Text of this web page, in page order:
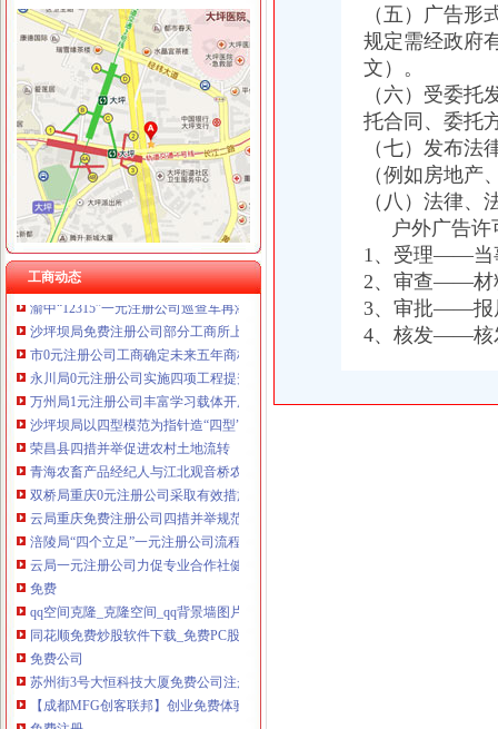
工商动态
工商动态
沙坪坝局抓住“五个关键”0元注册公司流程推动重点工作全面开展
荣昌局一元注册公司流程四举措建立与监管对象联系服务机制
万盛局五项措施加“五一”一元注册公司流程旅游市场管理见成效
江津局“两手抓”一元注册公司流程积构建食品安全监管长效机制
云局1元注册公司五措并举促农村经纪人健康发展
彭水工商局一元注册公司与公安联手整辖区旅馆业
永川局0元注册公司流程化合同帮扶制度支持涉农企业发展
高新区IT市一元注册公司场实行《先行赔付制度》
渝中“12315”一元注册公司巡查车再添便民服务新功能
沙坪坝局免费注册公司部分工商所上门验照贴花 促进监管服务两统一
市0元注册公司工商确定未来五年商标发展工作目标
永川局0元注册公司实施四项工程提升工商服务质量有实效
万州局1元注册公司丰富学习载体开展七项调研活动
沙坪坝局以四型模范为指针造“四型”0元注册公司领导班子
荣昌县四措并举促进农村土地流转
青海农畜产品经纪人与江北观音桥农贸市重庆免费注册公司场经纪人成功实现
双桥局重庆0元注册公司采取有效措施认真贯彻十七届三中全会精
云局重庆免费注册公司四措并举规范农村经纪人监管工作
涪陵局“四个立足”一元注册公司流程助推内陆开放型经济发展
云局一元注册公司力促专业合作社健康发展深受农民欢迎
免费
qq空间克隆_克隆空间_qq背景墙图片大全_qq克隆空间免费下载
同花顺免费炒股软件下载_免费PC股票软件排行榜_同花顺下载中心
免费公司
苏州街3号大恒科技大厦免费公司注册【今日推荐网-北京工商/税务/财
【成都MFG创客联邦】创业免费体验季/免费公司注册
免费注册
（五）广告
规定需经政府
文）。
（六）受委
托合同、委托
（七）发布
（例如房地
（八）法律
户外广告许
1、受理——当
2、审查——材
3、审批——报
4、核发——核